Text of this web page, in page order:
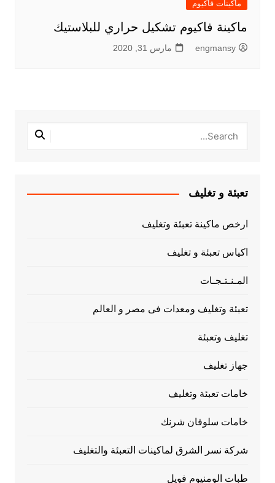
ماكينات فاكيوم
ماكينة فاكيوم تشكيل حراري للبلاستيك
engmansy مارس 31, 2020
تعبئة و تغليف
ارخص ماكينة تعبئة وتغليف
اكياس تعبئة و تغليف
المـنـتـجـات
تعبئة وتغليف ومعدات فى مصر و العالم
تغليف وتعبئة
جهاز تغليف
خامات تعبئة وتغليف
خامات سلوفان شرنك
شركة نسر الشرق لماكينات التعبئة والتغليف
طبات الومنيوم فويل